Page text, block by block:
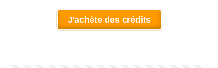
J'achète des crédits